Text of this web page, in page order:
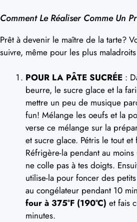
Comment Le Réaliser Comme Un
Prêt à devenir le maître de la tarte?
suivre, même pour les plus
POUR LA PÂTE SUCRÉE :
beurre, le sucre glace et la
mettre un peu de musique
fun! Mélange les oeufs et la
verse ce mélange sur la
et sucre glace. Pétris le tout
Réfrigère-la pendant au
ne colle pas à tes doigts.
utilise-la pour foncer des
au congélateur pendant 10
four à 375°F (190°C) et fais
minutes.